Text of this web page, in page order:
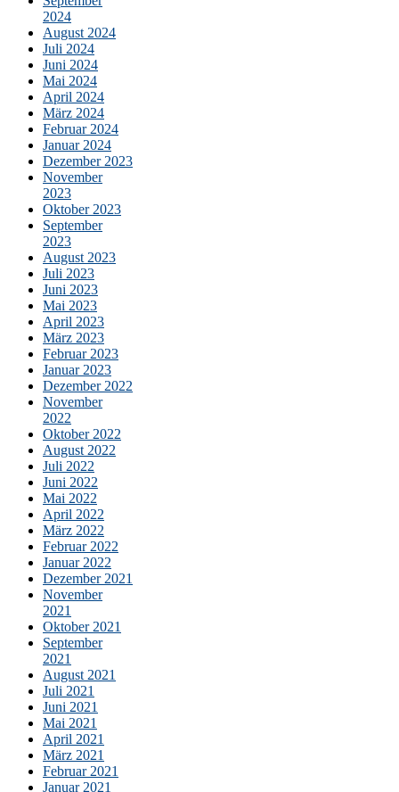
2024
August 2024
Juli 2024
Juni 2024
Mai 2024
April 2024
März 2024
Februar 2024
Januar 2024
Dezember 2023
November
2023
Oktober 2023
September
2023
August 2023
Juli 2023
Juni 2023
Mai 2023
April 2023
März 2023
Februar 2023
Januar 2023
Dezember 2022
November
2022
Oktober 2022
August 2022
Juli 2022
Juni 2022
Mai 2022
April 2022
März 2022
Februar 2022
Januar 2022
Dezember 2021
November
2021
Oktober 2021
September
2021
August 2021
Juli 2021
Juni 2021
Mai 2021
April 2021
März 2021
Februar 2021
Januar 2021